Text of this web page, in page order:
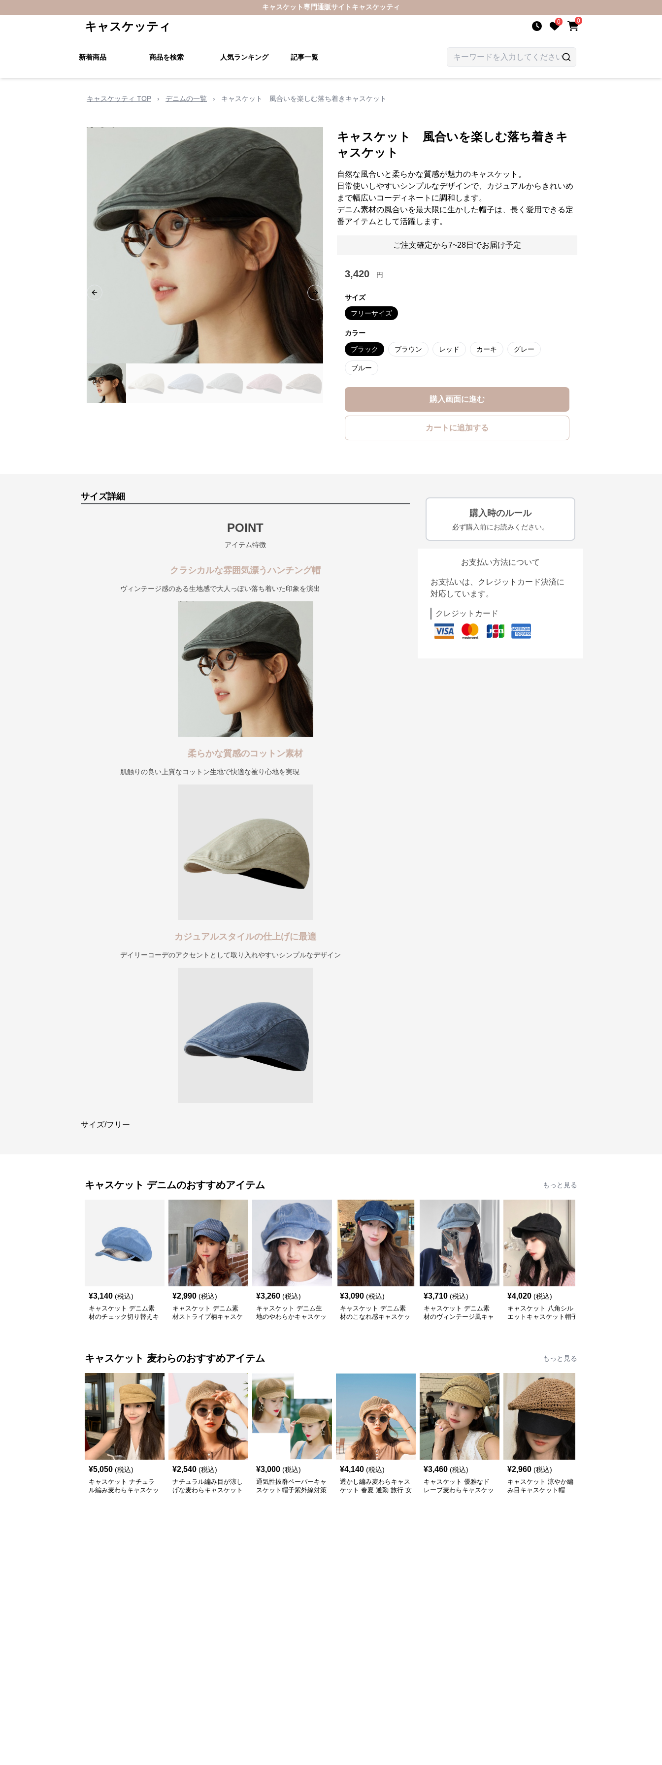
キャスケット専門通販サイト キャスケッティ
キャスケッティ 0 0
新着商品 商品を検索 人気ランキング 記事一覧
キャスケッティ TOP › デニムの一覧 › キャスケット 風合いを楽しむ落ち着きキャスケット
Previous slide Next slide
キャスケット 風合いを楽しむ落ち着きキ
ャスケット
自然な風合いと柔らかな質感が魅力のキャスケット。
日常使いしやすいシンプルなデザインで、カジュアルからきれいめ
まで幅広いコーディネートに調和します。
デニム素材の風合いを最大限に生かした帽子は、長く愛用できる定
番アイテムとして活躍します。
ご注文確定から7~28日でお届け予定
3,420 円
サイズ
フリーサイズ
カラー
ブラック ブラウン レッド カーキ グレー
ブルー
購入画面に進む
カートに追加する
サイズ詳細
POINT
アイテム特徴
クラシカルな雰囲気漂うハンチング帽
ヴィンテージ感のある生地感で大人っぽい落ち着いた印象を演出
柔らかな質感のコットン素材
肌触りの良い上質なコットン生地で快適な被り心地を実現
カジュアルスタイルの仕上げに最適
デイリーコーデのアクセントとして取り入れやすいシンプルなデザイン
サイズ/フリー
購入時のルール
必ず購入前にお読みください。
お支払い方法について
お支払いは、クレジットカード決済に
対応しています。
クレジットカード
キャスケット デニムのおすすめアイテム もっと見る
¥3,140 (税込)
キャスケット デニム素
材のチェック切り替えキ
¥2,990 (税込)
キャスケット デニム素
材ストライプ柄キャスケ
¥3,260 (税込)
キャスケット デニム生
地のやわらかキャスケッ
¥3,090 (税込)
キャスケット デニム素
材のこなれ感キャスケッ
¥3,710 (税込)
キャスケット デニム素
材のヴィンテージ風キャ
¥4,020 (税込)
キャスケット 八角シル
エットキャスケット帽子
キャスケット 麦わらのおすすめアイテム もっと見る
¥5,050 (税込)
キャスケット ナチュラ
ル編み麦わらキャスケッ
¥2,540 (税込)
ナチュラル編み目が涼し
げな麦わらキャスケット
¥3,000 (税込)
通気性抜群ペーパーキャ
スケット帽子紫外線対策
¥4,140 (税込)
透かし編み麦わらキャス
ケット 春夏 通勤 旅行 女
¥3,460 (税込)
キャスケット 優雅なド
レープ麦わらキャスケッ
¥2,960 (税込)
キャスケット 涼やか編
み目キャスケット帽